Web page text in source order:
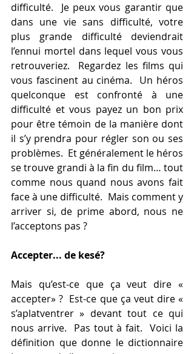
difficulté.  Je peux vous garantir que
dans une vie sans difficulté, votre
plus grande difficulté deviendrait
l’ennui mortel dans lequel vous vous
retrouveriez.  Regardez les films qui
vous fascinent au cinéma.  Un héros
quelconque est confronté à une
difficulté et vous payez un bon prix
pour être témoin de la manière dont
il s’y prendra pour régler son ou ses
problèmes.  Et généralement le héros
se trouve grandi à la fin du film… tout
comme nous quand nous avons fait
face à une difficulté.  Mais comment y
arriver si, de prime abord, nous ne
l’acceptons pas ?
Accepter... de kesé?
Mais qu’est-ce que ça veut dire «
accepter» ?  Est-ce que ça veut dire «
s’aplatventrer » devant tout ce qui
nous arrive.  Pas tout à fait.  Voici la
définition que donne le dictionnaire